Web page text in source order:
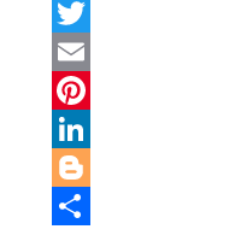
Facebook
Twitter
Email
Pinterest
LinkedIn
Blogger